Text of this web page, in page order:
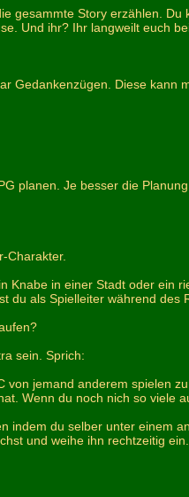
gesammte Story erzählen.
Und ihr? Ihr langweilt euch
Gedankenzügen. Diese kann
planen. Je besser die
Charakter.
Knabe in einer Stadt oder ein
du als Spielleiter während des
sein. Sprich:
von jemand anderem spielen
Wenn du noch nich so viele
indem du selber unter einem
und weihe ihn rechtzeitig ein.